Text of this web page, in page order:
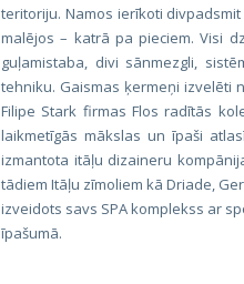
teritoriju. Namos ierīkoti
malējos – katrā pa pieciem. Visi
guļamistaba, divi sānmezgli,
tehniku. Gaismas ķermeņi izvelēti
Filipe Stark firmas Flos radītās
laikmetīgās mākslas un īpaši
izmantota itāļu dizaineru
tādiem Itāļu zīmoliem kā Driade,
izveidots savs SPA komplekss ar
īpašumā.